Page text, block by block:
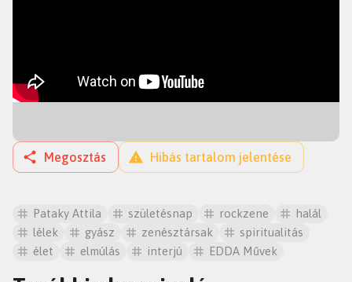
Megosztás Hibás tartalom jelentése
Pataky Attila születésnap rockzene
halál
lélek
gyász zenésztársak
spiritualitás
élet
elmúlás interjú EDDA Művek